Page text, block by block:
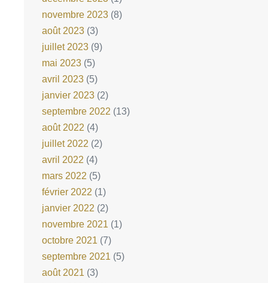
novembre 2023 (8)
août 2023 (3)
juillet 2023 (9)
mai 2023 (5)
avril 2023 (5)
janvier 2023 (2)
septembre 2022 (13)
août 2022 (4)
juillet 2022 (2)
avril 2022 (4)
mars 2022 (5)
février 2022 (1)
janvier 2022 (2)
novembre 2021 (1)
octobre 2021 (7)
septembre 2021 (5)
août 2021 (3)